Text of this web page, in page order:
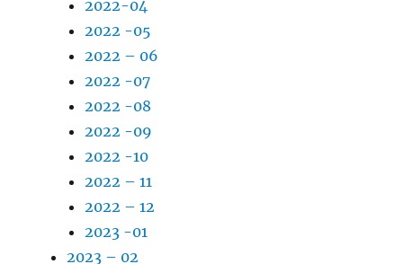
2022-04
2022 -05
2022 – 06
2022 -07
2022 -08
2022 -09
2022 -10
2022 – 11
2022 – 12
2023 -01
2023 – 02